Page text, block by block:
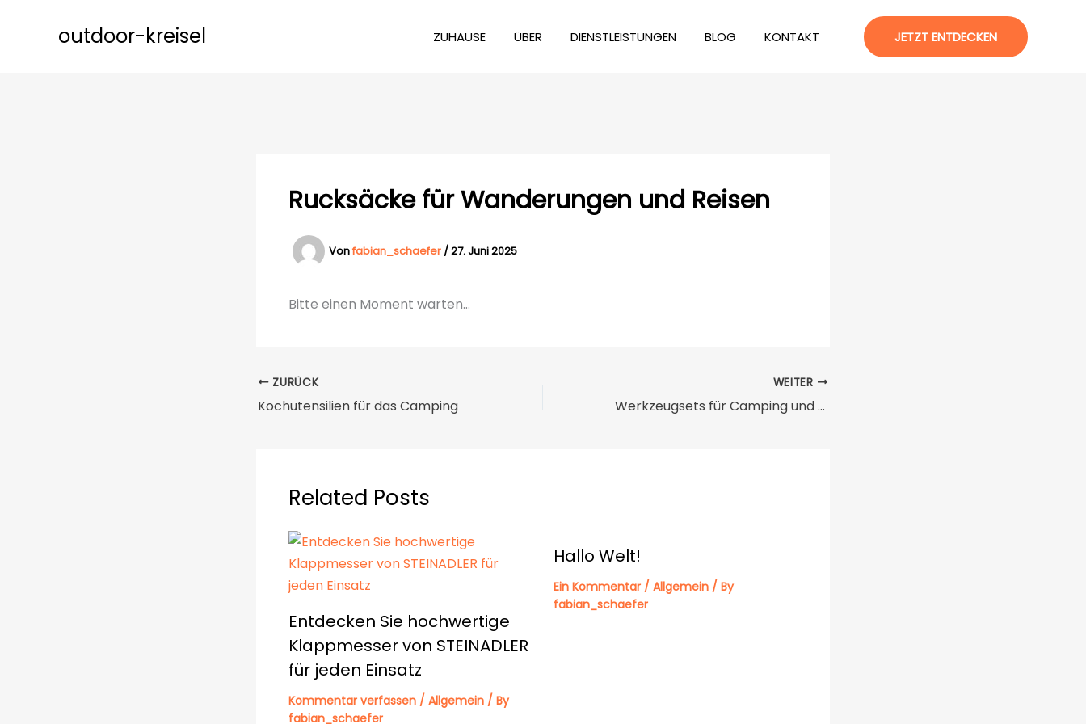
outdoor-kreisel ZUHAUSE ÜBER DIENSTLEISTUNGEN BLOG KONTAKT JETZT ENTDECKEN
Rucksäcke für Wanderungen und Reisen
Vonfabian_schaefer /27. Juni 2025
Bitte einen Moment warten…
ZURÜCK
Kochutensilien für das Camping
WEITER
Werkzeugsets für Camping und Wandern
Related Posts
Entdecken Sie hochwertige
Klappmesser von STEINADLER
für jeden Einsatz
Kommentar verfassen / Allgemein / By
fabian_schaefer
Hallo Welt!
Ein Kommentar / Allgemein/ By
fabian_schaefer